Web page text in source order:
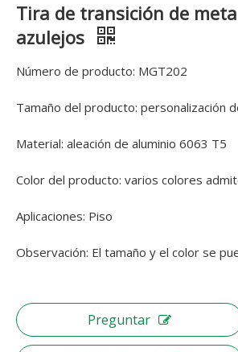
Tira de transición de
azulejos
Número de producto: MGT202
Tamaño del producto: personalización
Material: aleación de aluminio 6063 T5
Color del producto: varios colores
Aplicaciones: Piso
Observación: El tamaño y el color se
Preguntar